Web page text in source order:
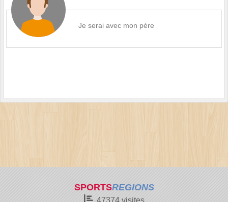
Je serai avec mon père
SPORTSREGIONS
47374visites